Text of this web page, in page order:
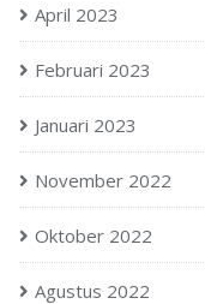
April 2023
Februari 2023
Januari 2023
November 2022
Oktober 2022
Agustus 2022